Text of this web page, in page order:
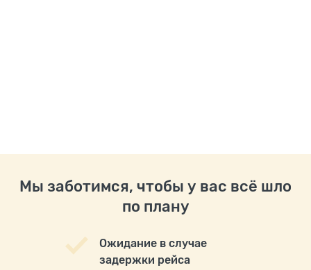
Мы заботимся, чтобы у вас всё шло
по плану
Ожидание в случае
задержки рейса